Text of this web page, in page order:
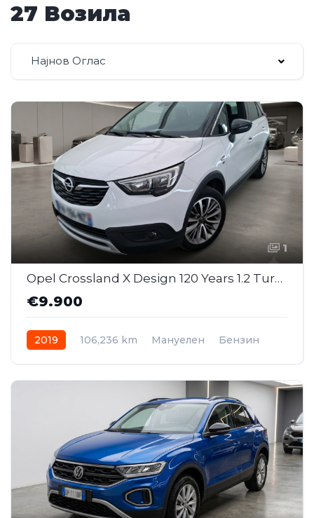
27 Возила
Најнов Оглас
1
Opel Crossland X Design 120 Years 1.2 Turbo MT
€9.900
2019 106,236 km Мануелен
Бензин